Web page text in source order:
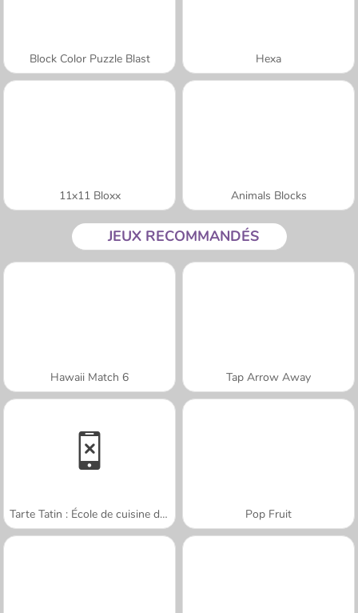
Block Color Puzzle Blast Hexa
11x11 Bloxx Animals Blocks
JEUX RECOMMANDÉS
Hawaii Match 6 Tap Arrow Away
Tarte Tatin : École de cuisine de Sara Pop Fruit